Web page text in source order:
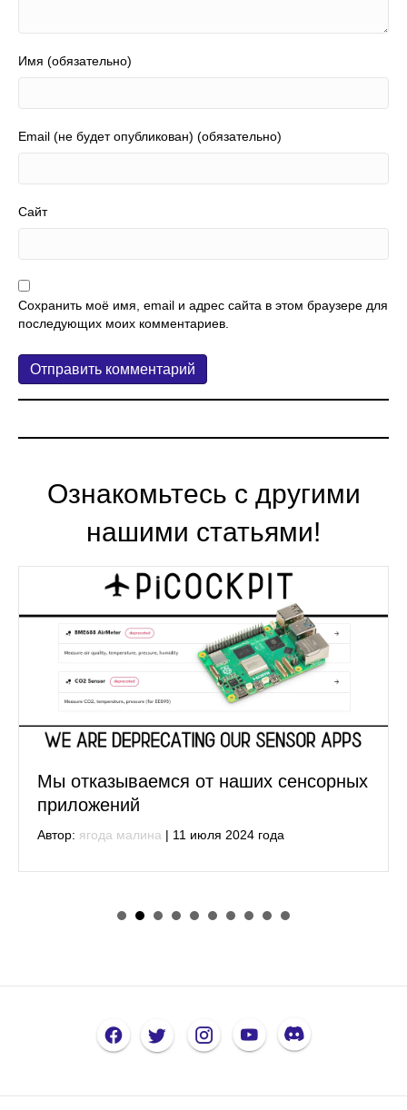
Имя (обязательно)
Email (не будет опубликован) (обязательно)
Сайт
Сохранить моё имя, email и адрес сайта в этом браузере для
последующих моих комментариев.
Ознакомьтесь с другими
нашими статьями!
Мы отказываемся от наших сенсорных
приложений
Автор: ягода малина | 11 июля 2024 года